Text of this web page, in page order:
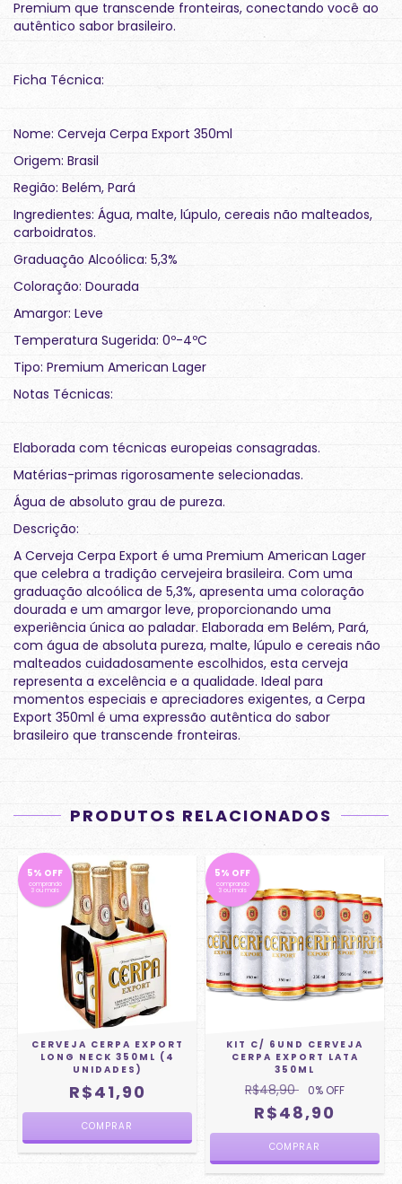
Premium que transcende fronteiras, conectando você ao
autêntico sabor brasileiro.
Ficha Técnica:
Nome: Cerveja Cerpa Export 350ml
Origem: Brasil
Região: Belém, Pará
Ingredientes: Água, malte, lúpulo, cereais não malteados,
carboidratos.
Graduação Alcoólica: 5,3%
Coloração: Dourada
Amargor: Leve
Temperatura Sugerida: 0º-4ºC
Tipo: Premium American Lager
Notas Técnicas:
Elaborada com técnicas europeias consagradas.
Matérias-primas rigorosamente selecionadas.
Água de absoluto grau de pureza.
Descrição:
A Cerveja Cerpa Export é uma Premium American Lager
que celebra a tradição cervejeira brasileira. Com uma
graduação alcoólica de 5,3%, apresenta uma coloração
dourada e um amargor leve, proporcionando uma
experiência única ao paladar. Elaborada em Belém, Pará,
com água de absoluta pureza, malte, lúpulo e cereais não
malteados cuidadosamente escolhidos, esta cerveja
representa a excelência e a qualidade. Ideal para
momentos especiais e apreciadores exigentes, a Cerpa
Export 350ml é uma expressão autêntica do sabor
brasileiro que transcende fronteiras.
PRODUTOS RELACIONADOS
5% OFF
comprando
3 ou mais
CERVEJA CERPA EXPORT
LONG NECK 350ML (4
UNIDADES)
R$41,90
5% OFF
comprando
3 ou mais
KIT C/ 6UND CERVEJA
CERPA EXPORT LATA
350ML
R$48,90 0% OFF
R$48,90